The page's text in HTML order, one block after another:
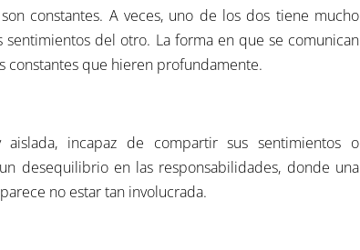
constantes. A veces, uno de los dos tiene mucho
del otro. La forma en que se comunican
constantes que hieren profundamente.
incapaz de compartir sus sentimientos o
desequilibrio en las responsabilidades, donde una
no estar tan involucrada.